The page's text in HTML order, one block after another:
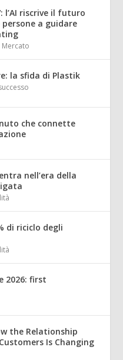
l’AI riscrive il futuro
a guidare
Mercato
la sfida di Plastik
che connette
nell’era della
di riciclo degli
2026: first
the Relationship
Is Changing